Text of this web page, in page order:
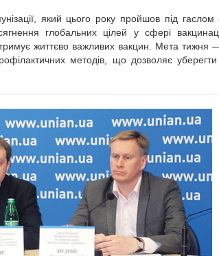
який цього року пройшов під
глобальних цілей у сфері
життєво важливих вакцин. Мета тижня
методів, що дозволяє